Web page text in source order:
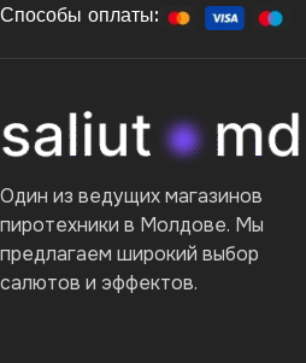
Способы оплаты:
Один из ведущих магазинов
пиротехники в Молдове. Мы
предлагаем широкий выбор
салютов и эффектов.